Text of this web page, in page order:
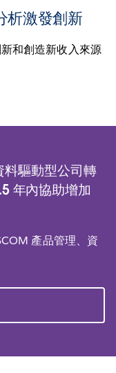
析激發創新
和創造新收入來源
驅動型公司轉
年內協助增加
產品管理、資